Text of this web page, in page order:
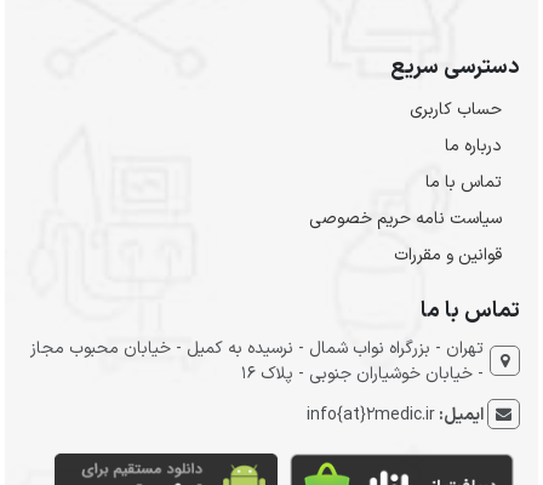
دسترسی سریع
حساب کاربری
درباره ما
تماس با ما
سیاست نامه حریم خصوصی
قوانین و مقررات
تماس با ما
تهران - بزرگراه نواب شمال - نرسیده به کمیل - خیابان محبوب مجاز
- خیابان خوشیاران جنوبی - پلاک 16
ایمیل:info{at}2medic.ir